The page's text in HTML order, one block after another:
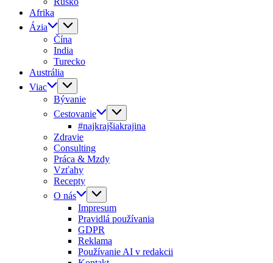
Afrika
Ázia
Čína
India
Turecko
Austrália
Viac
Bývanie
Cestovanie
#najkrajšiakrajina
Zdravie
Consulting
Práca & Mzdy
Vzťahy
Recepty
O nás
Impresum
Pravidlá používania
GDPR
Reklama
Používanie AI v redakcii